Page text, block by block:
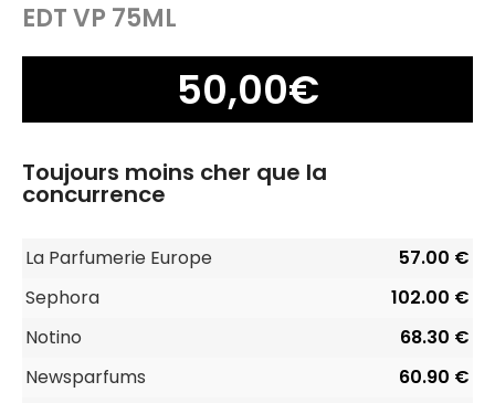
EDT VP 75ML
50,00€
Toujours moins cher que la
concurrence
La Parfumerie Europe
57.00 €
Sephora
102.00 €
Notino
68.30 €
Newsparfums
60.90 €